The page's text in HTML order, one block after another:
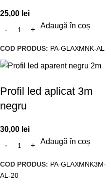
25,00 lei
Adaugă în coș
COD PRODUS: PA-GLAXMNK-AL
Profil led aplicat 3m
negru
30,00 lei
Adaugă în coș
COD PRODUS: PA-GLAXMNK3M-
AL-20